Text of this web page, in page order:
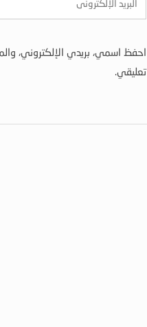
احفظ اسمي، بريدي الإلكتروني،
تعليقي.